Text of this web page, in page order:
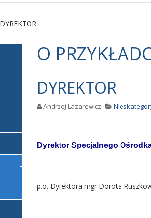
DYREKTOR
O
DYREKTOR
Andrzej Lazarewicz
Dyrektor Specjalnego
p.o. Dyrektora mgr Dorota